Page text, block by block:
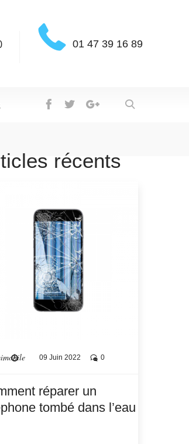
01 47 39 16 89
récents
09 Juin 2022 0
réparer un
tombé dans l’eau